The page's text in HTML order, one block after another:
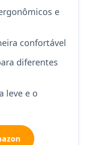
e
confortável
diferentes
leve e o